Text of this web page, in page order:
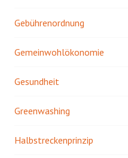
Gebührenordnung
Gemeinwohlökonomie
Gesundheit
Greenwashing
Halbstreckenprinzip